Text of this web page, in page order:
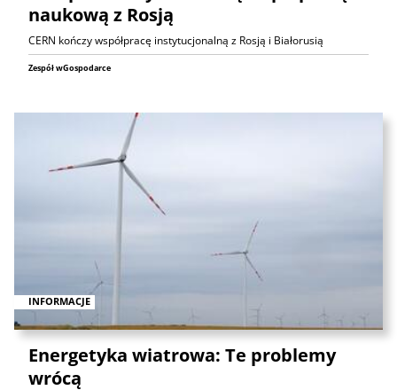
naukową z Rosją
CERN kończy współpracę instytucjonalną z Rosją i Białorusią
Zespół wGospodarce
INFORMACJE
Energetyka wiatrowa: Te problemy
wrócą